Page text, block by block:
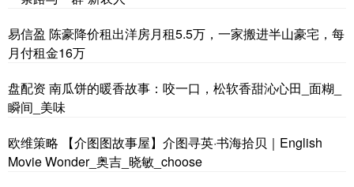
易信盈 陈豪降价租出洋房月租5.5万，一家搬进半山豪宅，每
月付租金16万
盘配资 南瓜饼的暖香故事：咬一口，松软香甜沁心田_面糊_
瞬间_美味
欧维策略 【介图图故事屋】介图寻英·书海拾贝｜English
Movie Wonder_奥吉_晓敏_choose